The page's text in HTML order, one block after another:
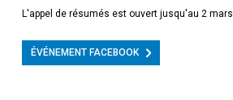
L'appel de résumés est ouvert jusqu'au 2 mars
ÉVÉNEMENT FACEBOOK